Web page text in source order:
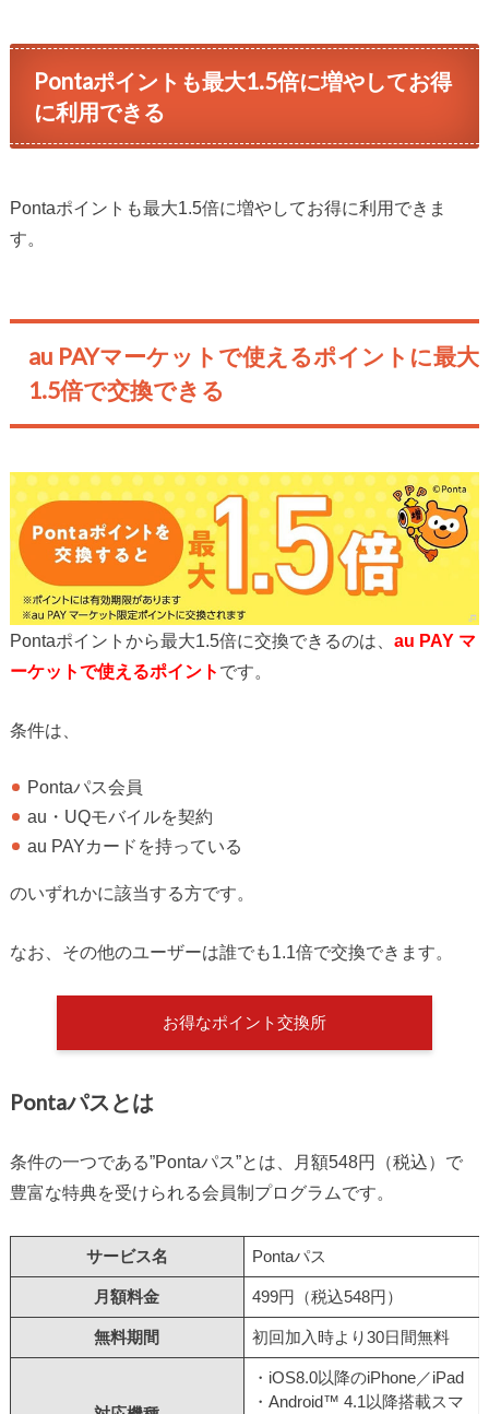
Pontaポイントも最大1.5倍に増やしてお得
に利用できる
Pontaポイントも最大1.5倍に増やしてお得に利用できま
す。
au PAYマーケットで使えるポイントに最大
1.5倍で交換できる
Pontaポイントから最大1.5倍に交換できるのは、 au PAY マ
ーケットで使えるポイント です。
条件は、
Pontaパス会員
au・UQモバイルを契約
au PAYカードを持っている
のいずれかに該当する方です。
なお、その他のユーザーは誰でも1.1倍で交換できます。
お得なポイント交換所
Pontaパスとは
条件の一つである”Pontaパス”とは、月額548円（税込）で
豊富な特典を受けられる会員制プログラムです。
サービス名 Pontaパス
月額料金 499円（税込548円）
無料期間 初回加入時より30日間無料
・iOS8.0以降のiPhone／iPad
・Android™ 4.1以降搭載スマ